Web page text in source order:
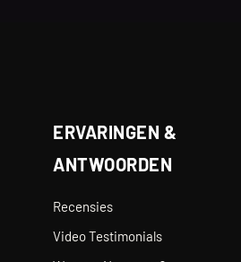
ERVARINGEN &
ANTWOORDEN
Recensies
Video Testimonials